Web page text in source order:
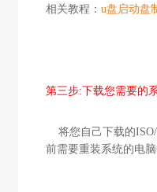
相关教程： u盘启动盘
第三步:下载您需要的
将您自己下载的ISO/
前需要重装系统的电